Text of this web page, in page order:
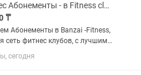
Фитнес Абонементы - в Fitness club Banzai (на Кунаева). Продаем срочно!
₸
Абонементы в Banzai -Fitness,
сеть фитнес клубов, с лучшими
инструкторами и самыми
ценами в городе.
сегодня